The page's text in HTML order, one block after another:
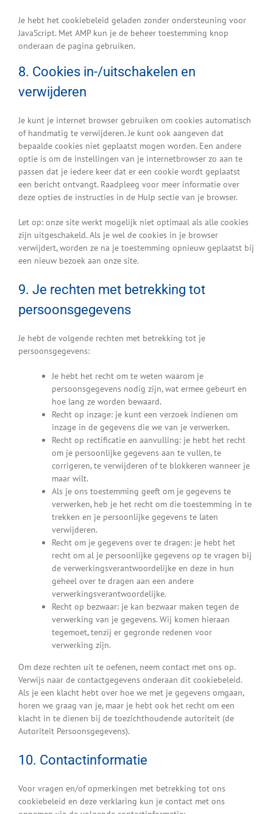
Je hebt het cookiebeleid geladen zonder ondersteuning voor
JavaScript. Met AMP kun je de beheer toestemming knop
onderaan de pagina gebruiken.
8. Cookies in-/uitschakelen en
verwijderen
Je kunt je internet browser gebruiken om cookies automatisch
of handmatig te verwijderen. Je kunt ook aangeven dat
bepaalde cookies niet geplaatst mogen worden. Een andere
optie is om de instellingen van je internetbrowser zo aan te
passen dat je iedere keer dat er een cookie wordt geplaatst
een bericht ontvangt. Raadpleeg voor meer informatie over
deze opties de instructies in de Hulp sectie van je browser.
Let op: onze site werkt mogelijk niet optimaal als alle cookies
zijn uitgeschakeld. Als je wel de cookies in je browser
verwijdert, worden ze na je toestemming opnieuw geplaatst bij
een nieuw bezoek aan onze site.
9. Je rechten met betrekking tot
persoonsgegevens
Je hebt de volgende rechten met betrekking tot je
persoonsgegevens:
Je hebt het recht om te weten waarom je
persoonsgegevens nodig zijn, wat ermee gebeurt en
hoe lang ze worden bewaard.
Recht op inzage: je kunt een verzoek indienen om
inzage in de gegevens die we van je verwerken.
Recht op rectificatie en aanvulling: je hebt het recht
om je persoonlijke gegevens aan te vullen, te
corrigeren, te verwijderen of te blokkeren wanneer je
maar wilt.
Als je ons toestemming geeft om je gegevens te
verwerken, heb je het recht om die toestemming in te
trekken en je persoonlijke gegevens te laten
verwijderen.
Recht om je gegevens over te dragen: je hebt het
recht om al je persoonlijke gegevens op te vragen bij
de verwerkingsverantwoordelijke en deze in hun
geheel over te dragen aan een andere
verwerkingsverantwoordelijke.
Recht op bezwaar: je kan bezwaar maken tegen de
verwerking van je gegevens. Wij komen hieraan
tegemoet, tenzij er gegronde redenen voor
verwerking zijn.
Om deze rechten uit te oefenen, neem contact met ons op.
Verwijs naar de contactgegevens onderaan dit cookiebeleid.
Als je een klacht hebt over hoe we met je gegevens omgaan,
horen we graag van je, maar je hebt ook het recht om een
klacht in te dienen bij de toezichthoudende autoriteit (de
Autoriteit Persoonsgegevens).
10. Contactinformatie
Voor vragen en/of opmerkingen met betrekking tot ons
cookiebeleid en deze verklaring kun je contact met ons